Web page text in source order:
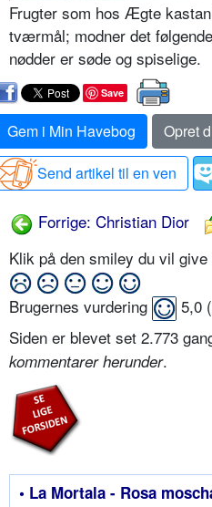
Frugter som hos Ægte
tværmål; modner det
nødder er søde og spiselige.
Save
Gem i Min Havebog
Opret
Send artikel til en ven
Forrige: Christian Dior
Klik på den smiley du vil give
Brugernes vurdering 5,0 (
Siden er blevet set 2.773
kommentarer herunder.
• La Mortala - Rosa